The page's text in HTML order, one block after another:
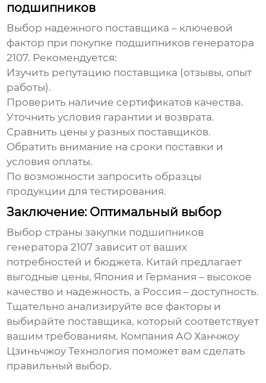
подшипников
Выбор надежного поставщика – ключевой
фактор при покупке подшипников генератора
2107. Рекомендуется:
Изучить репутацию поставщика (отзывы, опыт
работы).
Проверить наличие сертификатов качества.
Уточнить условия гарантии и возврата.
Сравнить цены у разных поставщиков.
Обратить внимание на сроки поставки и
условия оплаты.
По возможности запросить образцы
продукции для тестирования.
Заключение: Оптимальный выбор
Выбор страны закупки подшипников
генератора 2107 зависит от ваших
потребностей и бюджета. Китай предлагает
выгодные цены, Япония и Германия – высокое
качество и надежность, а Россия – доступность.
Тщательно анализируйте все факторы и
выбирайте поставщика, который соответствует
вашим требованиям. КомпанияАО Ханчжоу
Цзиньчжоу Технология поможет вам сделать
правильный выбор.